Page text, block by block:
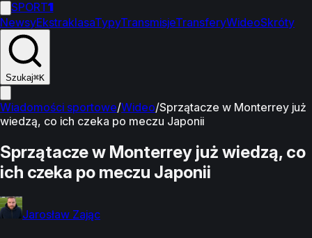
SPORT1
NewsyEkstraklasaTypyTransmisjeTransferyWideoSkróty
Szukaj⌘K
Wiadomości sportowe/Wideo/Sprzątacze w Monterrey już
wiedzą, co ich czeka po meczu Japonii
Sprzątacze w Monterrey już wiedzą, co
ich czeka po meczu Japonii
Jarosław Zając